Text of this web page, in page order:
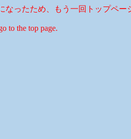
なったため、もう一回トップペー
to the top page.